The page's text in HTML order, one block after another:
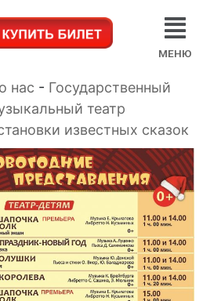
МЕНЮ
нас - Государственный
театр
известных сказок